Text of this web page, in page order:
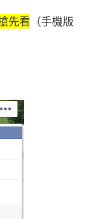
先看 （手機版